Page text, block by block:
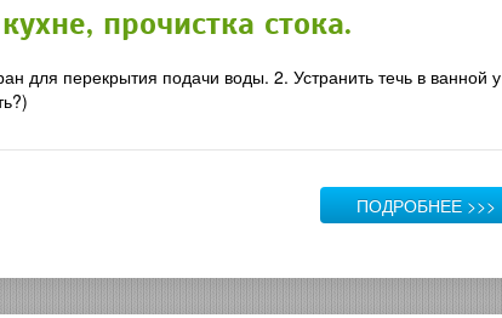
прочистка стока.
для перекрытия подачи воды. 2. Устранить течь в ванной у
ПОДРОБНЕЕ >>>